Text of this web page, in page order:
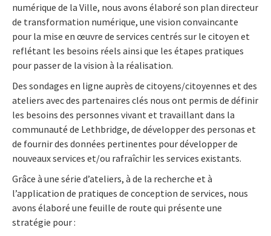
numérique de la Ville, nous avons élaboré son plan directeur
de transformation numérique, une vision convaincante
pour la mise en œuvre de services centrés sur le citoyen et
reflétant les besoins réels ainsi que les étapes pratiques
pour passer de la vision à la réalisation.
Des sondages en ligne auprès de citoyens/citoyennes et des
ateliers avec des partenaires clés nous ont permis de définir
les besoins des personnes vivant et travaillant dans la
communauté de Lethbridge, de développer des personas et
de fournir des données pertinentes pour développer de
nouveaux services et/ou rafraîchir les services existants.
Grâce à une série d’ateliers, à de la recherche et à
l’application de pratiques de conception de services, nous
avons élaboré une feuille de route qui présente une
stratégie pour :